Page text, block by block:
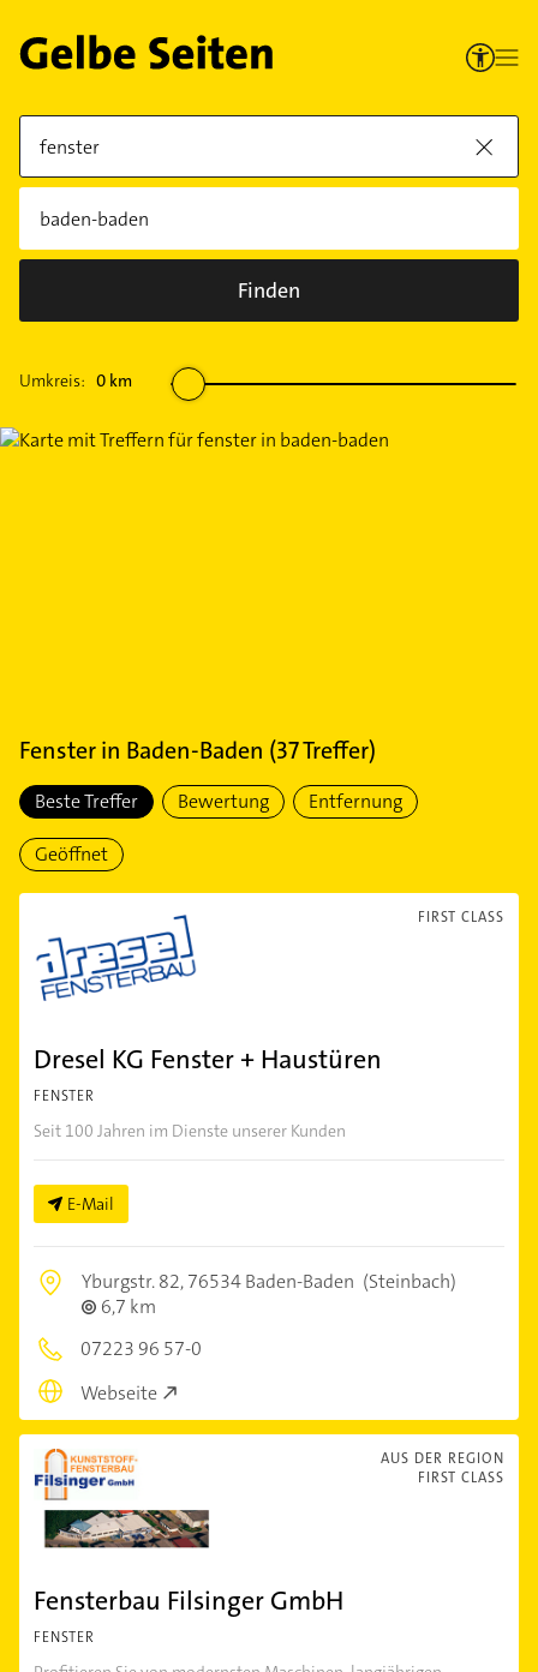
Finden
Umkreis: 0 km
Fensterin Baden-Baden (37Treffer)
Beste Treffer Bewertung Entfernung
Geöffnet
FIRST CLASS
Dresel KG Fenster + Haustüren
FENSTER
Seit 100 Jahren im Dienste unserer Kunden
E-Mail
Yburgstr. 82,76534 Baden-Baden (Steinbach)
6,7 km
07223 96 57-0
Webseite
AUS DER REGION
FIRST CLASS
Fensterbau Filsinger GmbH
FENSTER